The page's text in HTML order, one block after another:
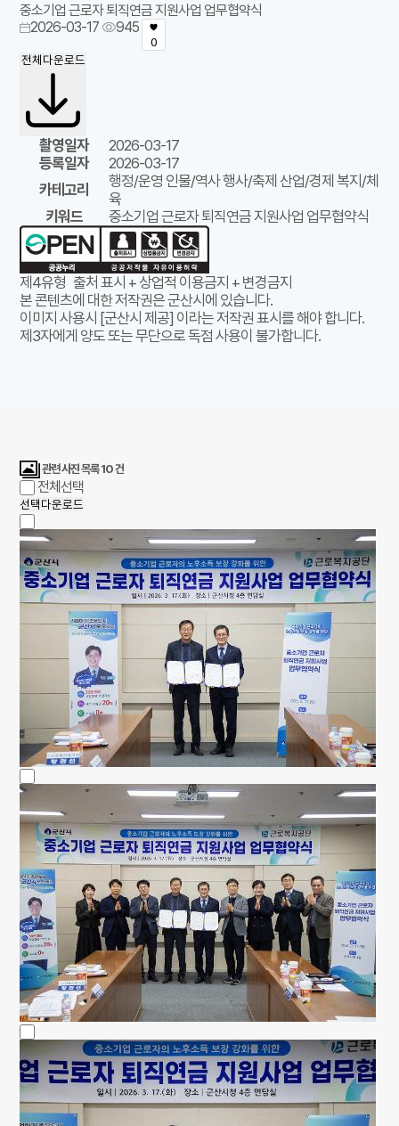
중소기업 근로자 퇴직연금 지원사업 업무협약식
2026-03-17
945
0
전체다운로드
촬영일자
2026-03-17
등록일자
2026-03-17
카테고리
행정/운영 인물/역사 행사/축제 산업/경제 복지/체
육
키워드
중소기업 근로자 퇴직연금 지원사업 업무협약식
제4유형 출처 표시 + 상업적 이용금지 + 변경금지
본 콘텐츠에 대한 저작권은 군산시에 있습니다.
이미지 사용시 [군산시 제공] 이라는 저작권 표시를 해야 합니다.
제3자에게 양도 또는 무단으로 독점 사용이 불가합니다.
관련 사진 목록10건
전체선택
선택다운로드